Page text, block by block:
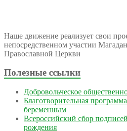
Наше движение реализует свои
непосредственном участии
Православной Церкви
Полезные ссылки
Добровольческое
Благотворительная
беременным
Всероссийский сбор
рождения